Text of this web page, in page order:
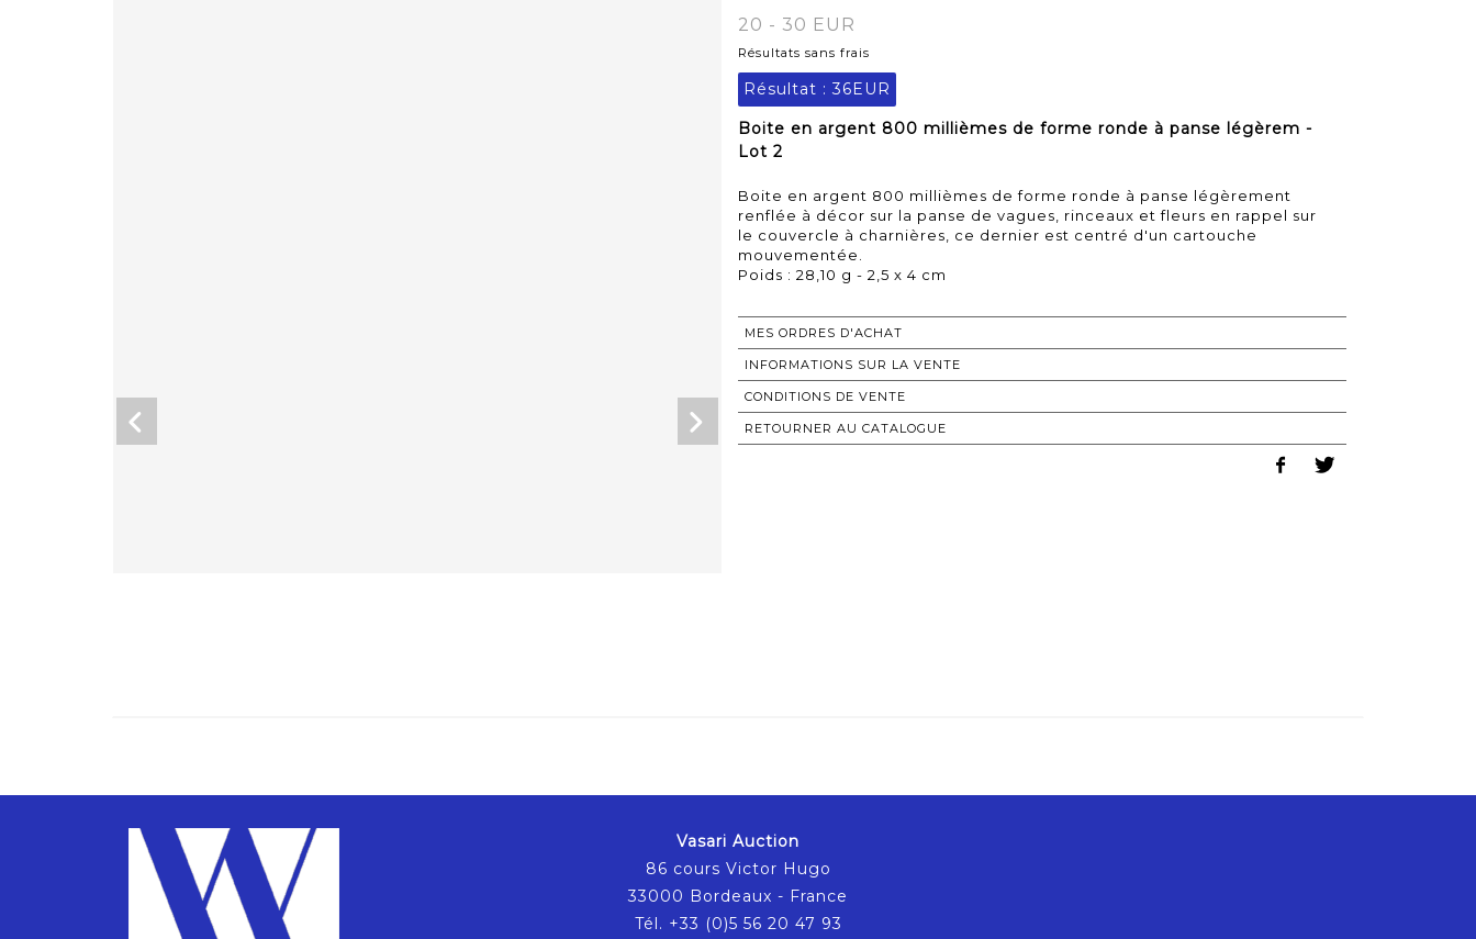
20 - 30 EUR
Résultats sans frais
Résultat : 36EUR
Boite en argent 800 millièmes de forme ronde à panse légèrem -
Lot 2
Boite en argent 800 millièmes de forme ronde à panse légèrement
renflée à décor sur la panse de vagues, rinceaux et fleurs en rappel sur
le couvercle à charnières, ce dernier est centré d'un cartouche
mouvementée.
Poids : 28,10 g - 2,5 x 4 cm
MES ORDRES D'ACHAT
INFORMATIONS SUR LA VENTE
CONDITIONS DE VENTE
RETOURNER AU CATALOGUE
Vasari Auction
86 cours Victor Hugo
33000 Bordeaux - France
Tél. +33 (0)5 56 20 47 93